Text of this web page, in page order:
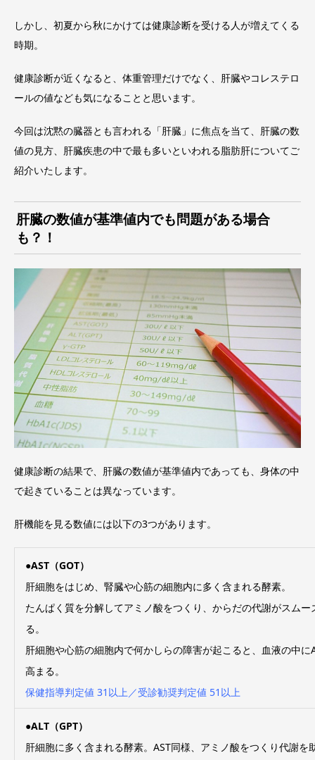
しかし、初夏から秋にかけては健康診断を受ける人が増えてくる
時期。
健康診断が近くなると、体重管理だけでなく、肝臓やコレステロ
ールの値なども気になることと思います。
今回は沈黙の臓器とも言われる「肝臓」に焦点を当て、肝臓の数
値の見方、肝臓疾患の中で最も多いといわれる脂肪肝についてご
紹介いたします。
肝臓の数値が基準値内でも問題がある場合
も？！
健康診断の結果で、肝臓の数値が基準値内であっても、身体の中
で起きていることは異なっています。
肝機能を見る数値には以下の3つがあります。
●AST （GOT）
肝細胞をはじめ、腎臓や心筋の細胞内に多く含まれる酵素。
たんぱく質を分解してアミノ酸をつくり、からだの代謝がスム
る。
肝細胞や心筋の細胞内で何かしらの障害が起こると、血液の中に
高まる。
保健指導判定値 31以上／受診勧奨判定値 51以上
●ALT （GPT）
肝細胞に多く含まれる酵素。AST同様、アミノ酸をつくり代謝を